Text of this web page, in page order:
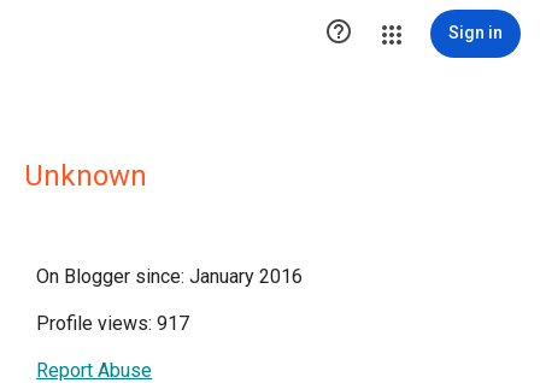
 Sign in
Unknown
On Blogger since: January 2016
Profile views: 917
Report Abuse